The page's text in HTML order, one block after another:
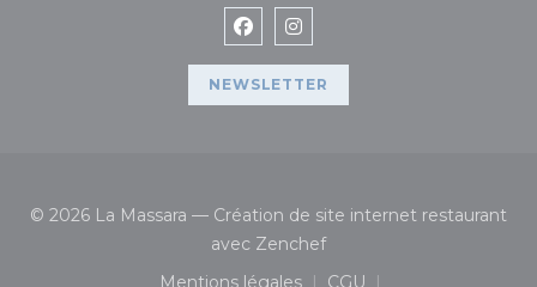
Facebook ((ouvre une
Instagram ((ouvre une
NEWSLETTER
© 2026 La Massara — Création de site internet restaurant
avec Zenchef((ouvre une nouvelle
Mentions légales
CGU